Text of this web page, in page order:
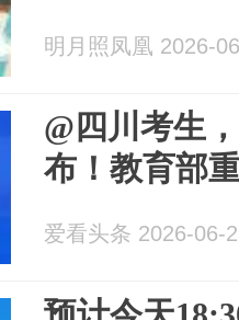
明月照凤凰 2026-
@四川考生
布！教育部
爱看头条 2026-06-